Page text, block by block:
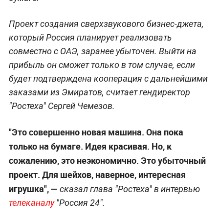
Проект создания сверхзвукового бизнес-джета,
который Россия планирует реализовать
совместно с ОАЭ, заранее убыточен. Выйти на
прибыль он сможет только в том случае, если
будет подтверждена кооперация с дальнейшими
заказами из Эмиратов, считаетгендиректор
"Ростеха" Сергей Чемезов.
"Это совершенно новая машина. Она пока
только на бумаге. Идея красивая. Но, к
сожалению, это неэкономично. Это убыточный
проект. Для шейхов, наверное, интересная
игрушка", — сказал глава "Ростеха" в интервью
телеканалу"Россия 24".